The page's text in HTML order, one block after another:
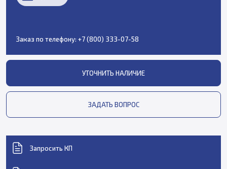
Заказ по телефону: +7 (800) 333-07-58
УТОЧНИТЬ НАЛИЧИЕ
ЗАДАТЬ ВОПРОС
Запросить КП